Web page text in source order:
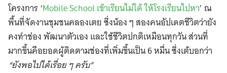
โครงการ ‘Mobile School เข้าเรียนไม่ได้ ให้โรงเรียนไปหา’ ณ
พื้นที่จัดงานชุมชนคลองเตย ซึ่งน้อง ๆ สองคนอัปเดตชีวิตว่ายัง
คงทำช่อง พัฒนาตัวเอง และใช้ชีวิตปกติเหมือนทุกวัน ส่วนที่
มากขึ้นคือยอดผู้ติดตามช่องที่เพิ่มขึ้นเป็น 6 หมื่น ซึ่งเต้บอกว่า
“ยังพอไปได้เรื่อย ๆ ครับ”